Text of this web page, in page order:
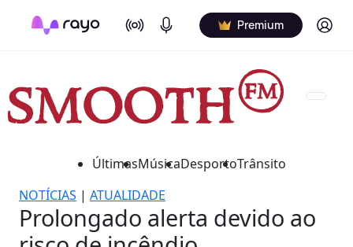
On Air Podcasts Premium Log in
ÚltimasMúsicaDesportoTrânsito
NOTÍCIAS | ATUALIDADE
Prolongado alerta devido ao